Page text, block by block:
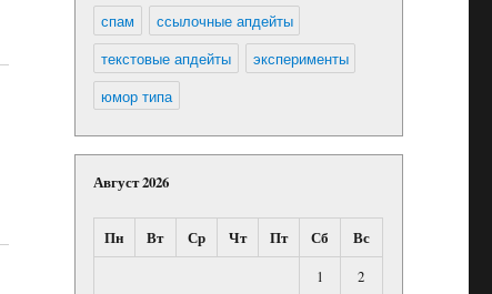
спам
ссылочные апдейты
текстовые апдейты
эксперименты
юмор типа
Август 2026
Пн Вт Ср Чт Пт Сб Вс
1
2